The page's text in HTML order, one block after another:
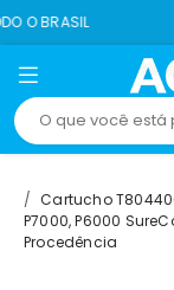
Cartucho
P7000, P6000
Procedência